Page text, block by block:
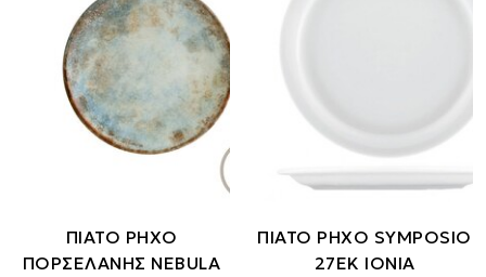
ΠΙΑΤΟ ΡΗΧΟ
ΠΟΡΣΕΛΑΝΗΣ NEBULA
ΠΙΑΤΟ ΡΗΧΟ SYMPOSIO
27ΕΚ IONIA